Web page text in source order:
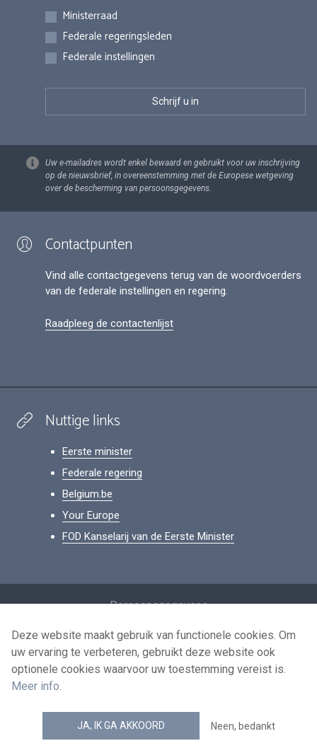
Inschrijvingen
Ministerraad
Federale regeringsleden
Federale instellingen
Uw e-mailadres wordt enkel bewaard en gebruikt voor uw inschrijving
op de nieuwsbrief, in overeenstemming met de Europese wetgeving
over de bescherming van persoonsgegevens.
Contactpunten
Vind alle contactgegevens terug van de woordvoerders
van de federale instellingen en regering.
Raadpleeg de contactenlijst
Nuttige links
Eerste minister
Federale regering
Belgium.be
Your Europe
FOD Kanselarij van de Eerste Minister
Persoonsgegevens
Voorwaarden voor het hergebruik
Contacteer ons
news.belgium RSS feed
© 2026 - news.belgium.be
Deze website maakt gebruik van functionele cookies. Om
uw ervaring te verbeteren, gebruikt deze website ook
optionele cookies waarvoor uw toestemming vereist is.
Meer info.
JA, IK GA AKKOORD Neen, bedankt